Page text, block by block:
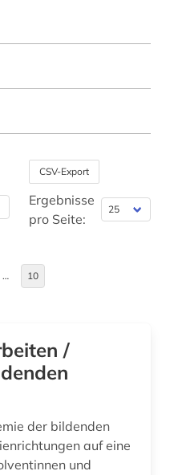
CSV-Export
Ergebnisse
pro Seite:
… 10
/
der bildenden
auf eine
und